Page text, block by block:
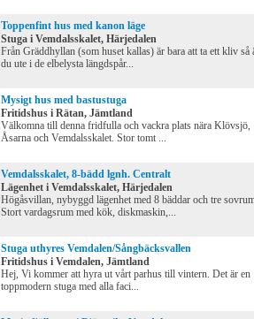
Toppenfint hus med kanon läge
Stuga i Vemdalsskalet, Härjedalen
Från Gräddhyllan (som huset kallas) är bara att ta ett kliv så
du ute i de elbelysta längdspår...
Mysigt hus med bastustuga
Fritidshus i Rätan, Jämtland
Välkomna till denna fridfulla och vackra plats nära Klövsjö,
Åsarna och Vemdalsskalet. Stor tomt ...
Vemdalsskalet, 8-bädd lgnh. Centralt
Lägenhet i Vemdalsskalet, Härjedalen
Högåsvillan, nybyggd lägenhet med 8 bäddar och tre
Stort vardagsrum med kök, diskmaskin,...
Stuga uthyres Vemdalen/Sångbäcksvallen
Fritidshus i Vemdalen, Jämtland
Hej, Vi kommer att hyra ut vårt parhus till vintern. Det är en
toppmodern stuga med alla faci...